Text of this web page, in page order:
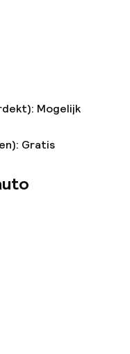
Mogelijk
Gratis